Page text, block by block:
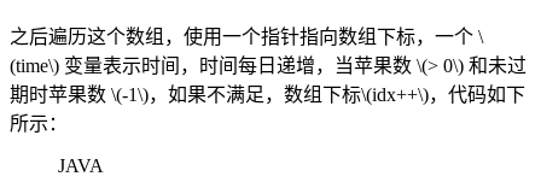
之后遍历这个数组，使用一个指针指向数组下标，一个 \
(time\) 变量表示时间，时间每日递增，当苹果数 \(> 0\) 和未过
期时苹果数 \(-1\)，如果不满足，数组下标\(idx++\)，代码如下
所示：
JAVA